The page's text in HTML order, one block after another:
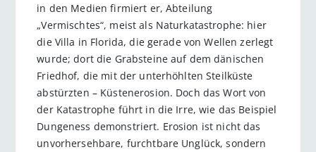
in den Medien firmiert er, Abteilung
„Vermischtes“, meist als Naturkatastrophe: hier
die Villa in Florida, die gerade von Wellen zerlegt
wurde; dort die Grabsteine auf dem dänischen
Friedhof, die mit der unterhöhlten Steilküste
abstürzten – Küstenerosion. Doch das Wort von
der Katastrophe führt in die Irre, wie das Beispiel
Dungeness demonstriert. Erosion ist nicht das
unvorhersehbare, furchtbare Unglück, sondern